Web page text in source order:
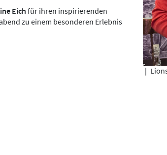
|
Eichfür ihren inspirierenden
zu einem besonderen Erlebnis